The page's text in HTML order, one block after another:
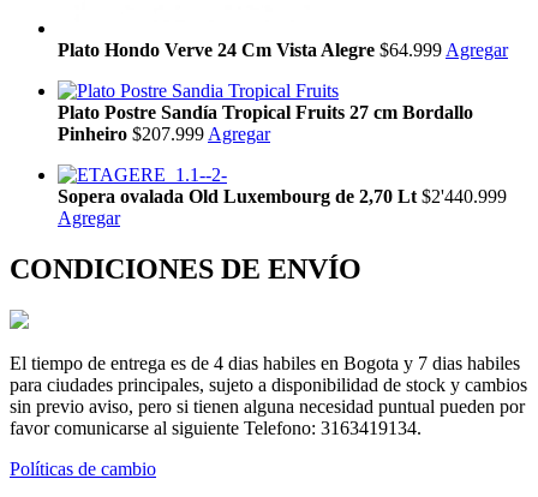
Plato Hondo Verve 24 Cm Vista Alegre $64.999 Agregar
Plato Postre Sandía Tropical Fruits 27 cm Bordallo
Pinheiro $207.999 Agregar
Sopera ovalada Old Luxembourg de 2,70 Lt $2'440.999
Agregar
CONDICIONES DE ENVÍO
El tiempo de entrega es de 4 dias habiles en Bogota y 7 dias habiles
para ciudades principales, sujeto a disponibilidad de stock y cambios
sin previo aviso, pero si tienen alguna necesidad puntual pueden por
favor comunicarse al siguiente Telefono: 3163419134.
Políticas de cambio